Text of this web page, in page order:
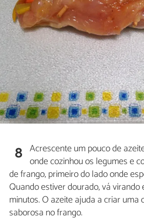
8 Acrescente um pouco de
onde cozinhou os legumes e
de frango, primeiro do lado onde
Quando estiver dourado, vá
minutos. O azeite ajuda a criar uma
saborosa no frango.